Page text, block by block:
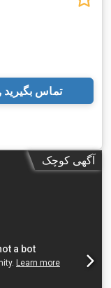
تماس بگیرید
آگهی کوچک